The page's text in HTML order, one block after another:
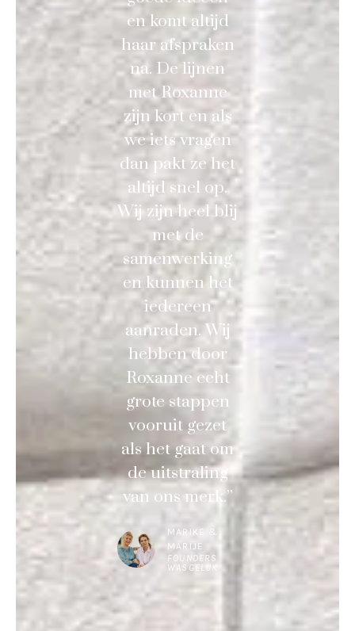
en komt altijd
haar afspraken
na. De lijnen
met Roxanne
zijn kort en als
we iets vragen
dan pakt ze het
altijd snel op.
Wij zijn heel blij
met de
samenwerking
en kunnen het
iedereen
aanraden. Wij
hebben door
Roxanne echt
grote stappen
vooruit gezet
als het gaat om
de uitstraling
van ons merk.”
MARIKE &
MARIJE
FOUNDERS
WASGELUK